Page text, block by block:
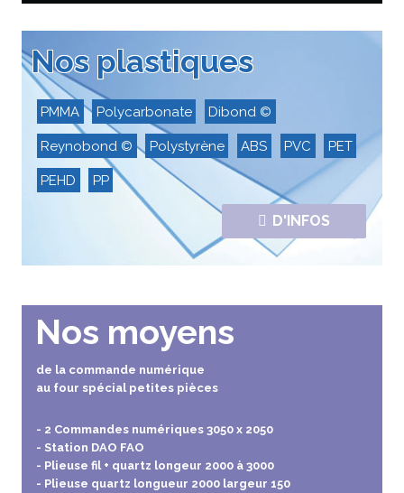
Nos plastiques
PMMA Polycarbonate Dibond ©
Reynobond © Polystyrène ABS PVC PET
PEHD PP
D'INFOS
Nos moyens
de la commande numérique
au four spécial petites pièces
- 2 Commandes numériques 3050 x 2050
- Station DAO FAO
- Plieuse fil + quartz longeur 2000 à 3000
- Plieuse quartz longueur 2000 largeur 150